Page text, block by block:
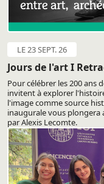
LE 23 SEPT. 26
Jours de l'art I
Pour célébrer les 200 ans
invitent à explorer
l'image comme source
inaugurale vous plongera
par Alexis Lecomte.